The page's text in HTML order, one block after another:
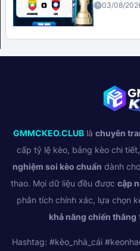
03/08/
GMMCKEO.CLUB là chuyên
cấp tỷ lệ kèo, bảng kèo chi
nghiệm soi kèo chuẩn dành
thao. Mọi dữ liệu đều được cập
phân tích chính xác, lựa chọn
khả năng chiến thắng
Hashtag: #kèo_nhà_cái